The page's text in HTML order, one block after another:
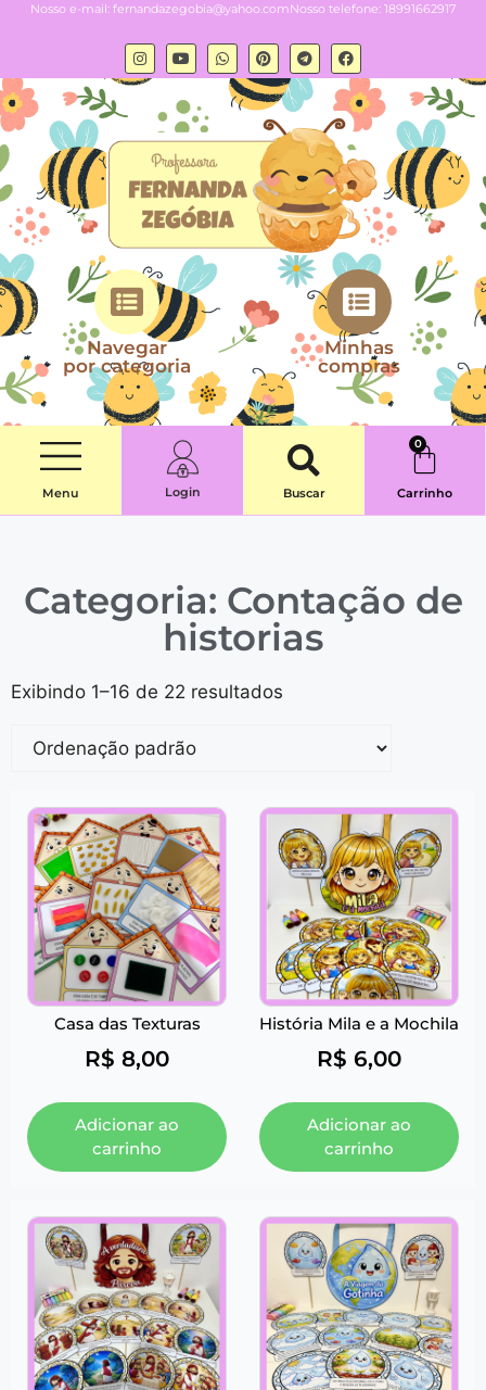
Nosso e-mail: fernandazegobia@yahoo.comNosso telefone: 18991662917
Navegar
por categoria
Minhas
compras
Menu Login Buscar
0
Carrinho
Categoria: Contação de
historias
Exibindo 1–16 de 22 resultados
Casa das Texturas
R$ 8,00
Adicionar ao
carrinho
História Mila e a Mochila
R$ 6,00
Adicionar ao
carrinho